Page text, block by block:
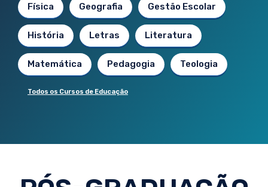
Física Geografia Gestão Escolar
História Letras Literatura
Matemática Pedagogia Teologia
Todos os Cursos de Educação